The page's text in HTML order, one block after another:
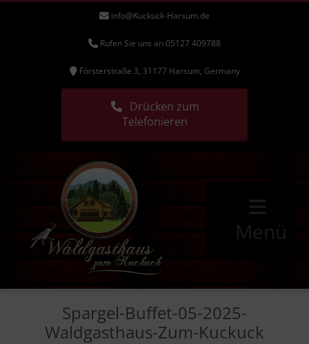
info@Kuckuck-Harsum.de
Rufen Sie uns an 05127 409788
Försterstraße 3, 31177 Harsum, Germany
Drücken zum
Telefonieren
Menü
Spargel-Buffet-05-2025-
Waldgasthaus-Zum-Kuckuck